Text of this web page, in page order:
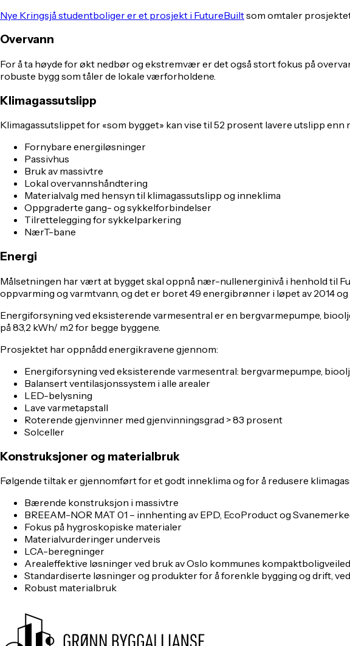
Nye Kringsjå studentboliger er et prosjekt i FutureBuiltsom omtaler
Overvann
For å ta høyde for økt nedbør og ekstremvær er det også stort fokus på
robuste bygg som tåler de lokale værforholdene.
Klimagassutslipp
Klimagassutslippet for «som bygget» kan vise til 52 prosent lavere utslipp
Fornybare energiløsninger
Passivhus
Bruk av massivtre
Lokal overvannshåndtering
Materialvalg med hensyn til klimagassutslipp og inneklima
Oppgraderte gang- og sykkelforbindelser
Tilrettelegging for sykkelparkering
NærT-bane
Energi
Målsetningen har vært at bygget skal oppnå nær-nullenerginivå i henhold til
oppvarming og varmtvann, og det er boret 49 energibrønner i løpet av 2014 og
Energiforsyning ved eksisterende varmesentral er en bergvarmepumpe,
på 83,2 kWh/ m2 for begge byggene.
Prosjektet har oppnådd energikravene gjennom:
Energiforsyning ved eksisterende varmesentral: bergvarmepumpe,
Balansert ventilasjonssystem i alle arealer
LED-belysning
Lave varmetapstall
Roterende gjenvinner med gjenvinningsgrad > 83 prosent
Solceller
Konstruksjoner og materialbruk
Følgende tiltak er gjennomført for et godt inneklima og for å redusere
Bærende konstruksjon i massivtre
BREEAM-NOR MAT 01 – innhenting av EPD, EcoProduct og
Fokus på hygroskopiske materialer
Materialvurderinger underveis
LCA-beregninger
Arealeffektive løsninger ved bruk av Oslo kommunes
Standardiserte løsninger og produkter for å forenkle bygging og drift,
Robust materialbruk